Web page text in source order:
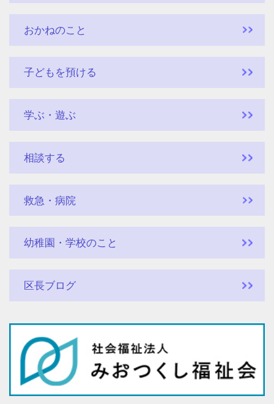
おかねのこと
子どもを預ける
学ぶ・遊ぶ
相談する
救急・病院
幼稚園・学校のこと
区長ブログ